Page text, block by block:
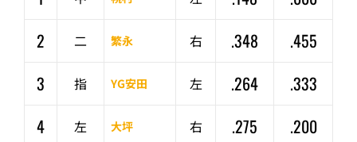
2
二 繁永 右 .348
.455
3
指 YG安田 左 .264
.333
4
左 大坪 右 .275
.200